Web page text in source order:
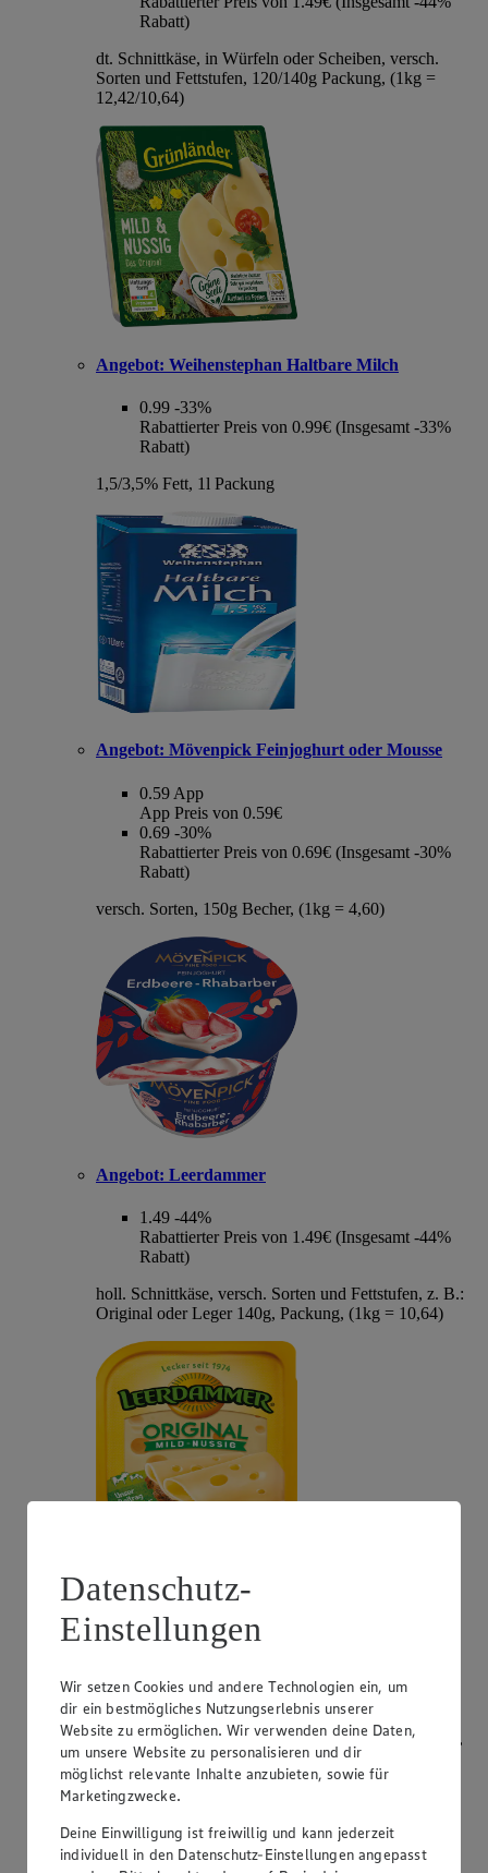
Rabatt)
dt. Schnittkäse, in Würfeln oder Scheiben, versch.
Sorten und Fettstufen, 120/140g Packung, (1kg =
12,42/10,64)
Angebot: Weihenstephan Haltbare Milch
0.99 -33%
Rabattierter Preis von 0.99€ (Insgesamt -33%
Rabatt)
1,5/3,5% Fett, 1l Packung
Angebot: Mövenpick Feinjoghurt oder Mousse
0.59 App
App Preis von 0.59€
0.69 -30%
Rabattierter Preis von 0.69€ (Insgesamt -30%
Rabatt)
versch. Sorten, 150g Becher, (1kg = 4,60)
Angebot: Leerdammer
1.49 -44%
Rabattierter Preis von 1.49€ (Insgesamt -44%
Rabatt)
holl. Schnittkäse, versch. Sorten und Fettstufen, z. B.:
Original oder Leger 140g, Packung, (1kg = 10,64)
Angebot: Bresso
0.99 App
App Preis von 0.99€
Rabattierter Preis von 1.11€ (Insgesamt -53%
Rabatt)
Frischkäsezubereitung, versch. Sorten und Fettstufen,
120/150g Packung/Becher, (1kg = 9,25/7,40)
Datenschutz-
Einstellungen
Wir setzen Cookies und andere Technologien ein, um
dir ein bestmögliches Nutzungserlebnis unserer
Website zu ermöglichen. Wir verwenden deine Daten,
um unsere Website zu personalisieren und dir
möglichst relevante Inhalte anzubieten, sowie für
Marketingzwecke.
Deine Einwilligung ist freiwillig und kann jederzeit
individuell in den Datenschutz-Einstellungen angepasst